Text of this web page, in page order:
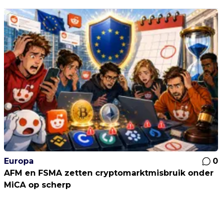
Europa
0
AFM en FSMA zetten cryptomarktmisbruik onder
MiCA op scherp